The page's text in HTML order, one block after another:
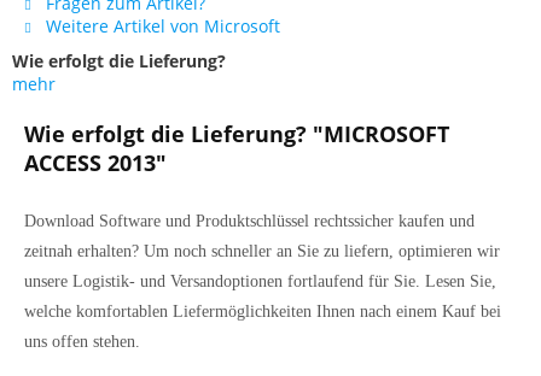
Weitere Artikel von Microsoft
Wie erfolgt die Lieferung?
mehr
Wie erfolgt die Lieferung? "MICROSOFT
ACCESS 2013"
Download Software und Produktschlüssel rechtssicher kaufen und
zeitnah erhalten? Um noch schneller an Sie zu liefern, optimieren wir
unsere Logistik- und Versandoptionen fortlaufend für Sie. Lesen Sie,
welche komfortablen Liefermöglichkeiten Ihnen nach einem Kauf bei
uns offen stehen.